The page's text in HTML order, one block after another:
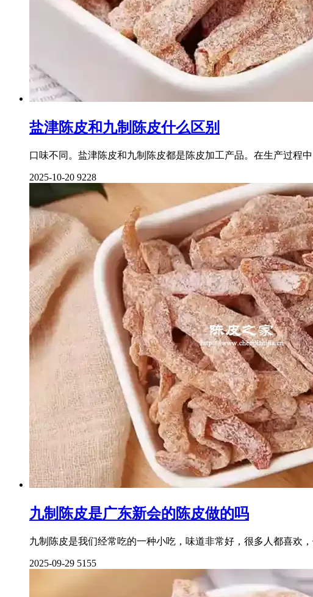
盐津陈皮和九制陈皮什么区别
口味不同。盐津陈皮和九制陈皮都是陈皮加工产品。在生产过程
2025-10-20 9228
九制陈皮是广东新会的陈皮做的吗
九制陈皮是我们经常吃的一种小吃，味道非常好，很多人都喜欢
2025-09-29 5155